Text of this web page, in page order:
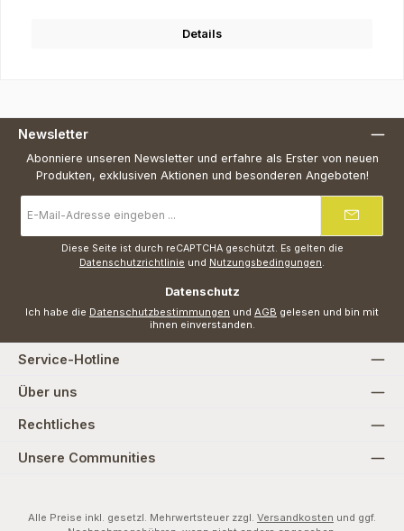
Details
Newsletter
Abonniere unseren Newsletter und erfahre als Erster von neuen
Produkten, exklusiven Aktionen und besonderen Angeboten!
Mail-
Adresse
Diese Seite ist durch reCAPTCHA geschützt. Es gelten die
Datenschutzrichtlinie und Nutzungsbedingungen.
Datenschutz
Ich habe die Datenschutzbestimmungen und AGB gelesen und bin mit
ihnen einverstanden.
Service-Hotline
Über uns
Rechtliches
Unsere Communities
Alle Preise inkl. gesetzl. Mehrwertsteuer zzgl. Versandkosten und ggf.